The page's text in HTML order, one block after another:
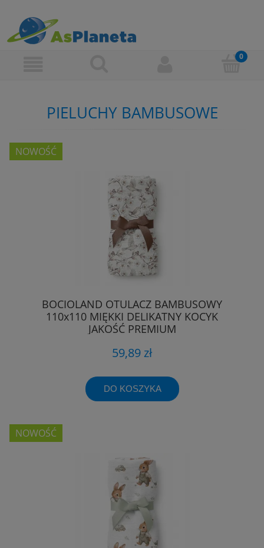
PIELUCHY BAMBUSOWE
BOCIOLAND OTULACZ BAMBUSOWY
110x110 MIĘKKI DELIKATNY KOCYK
JAKOŚĆ PREMIUM
59,89 zł
DO KOSZYKA
NOWOŚĆ
NOWOŚĆ